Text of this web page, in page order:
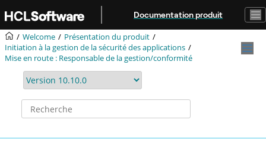
Aller au contenu principal
Documentation produit
Welcome
Présentation du produit
Initiation à la gestion de la sécurité des applications
Mise en route : Responsable de la gestion/conformité